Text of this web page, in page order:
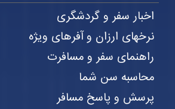
اخبار سفر و گردشگری
نرخهای ارزان و آفرهای ویژه
راهنمای سفر و مسافرت
محاسبه سن شما
پرسش و پاسخ مسافر